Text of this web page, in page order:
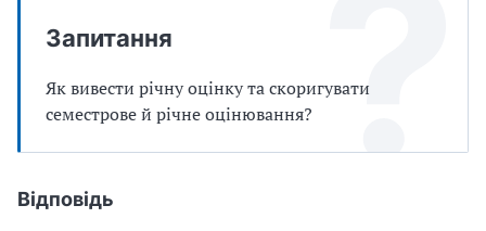
Запитання
Як вивести річну оцінку та скоригувати
семестрове й річне оцінювання?
Відповідь